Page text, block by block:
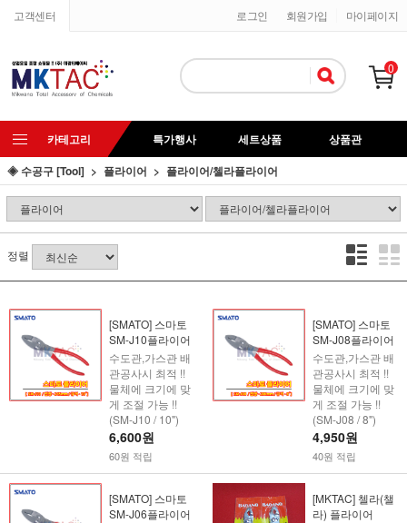
고객센터 마이페이지
회원가입
로그인
0
카테고리 특가행사 세트상품
상품관
◈ 수공구 [Tool]
플라이어 플라이어/첼라플라이어
정렬
[SMATO] 스마토
SM-J10플라이어
수도관,가스관 배
관공사시 최적 !!
물체에 크기에 맞
게 조절 가능 !!
(SM-J10 / 10")
6,600원
60원 적립
[SMATO] 스마토
SM-J08플라이어
수도관,가스관 배
관공사시 최적 !!
물체에 크기에 맞
게 조절 가능 !!
(SM-J08 / 8")
4,950원
40원 적립
[SMATO] 스마토
SM-J06플라이어
[MKTAC] 첼라(챌
라) 플라이어